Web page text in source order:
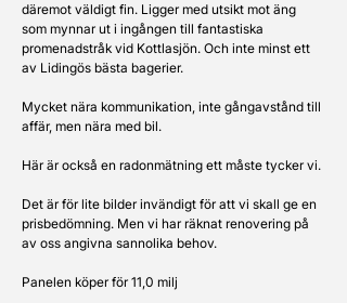
däremot väldigt fin. Ligger med utsikt mot äng
som mynnar ut i ingången till fantastiska
promenadstråk vid Kottlasjön. Och inte minst ett
av Lidingös bästa bagerier.
Mycket nära kommunikation, inte gångavstånd till
affär, men nära med bil.
Här är också en radonmätning ett måste tycker vi.
Det är för lite bilder invändigt för att vi skall ge en
prisbedömning. Men vi har räknat renovering på
av oss angivna sannolika behov.
Panelen köper för 11,0 milj